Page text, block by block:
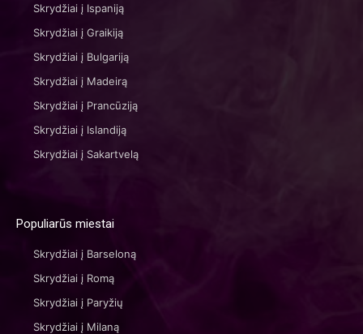
Skrydžiai į Ispaniją
Skrydžiai į Graikiją
Skrydžiai į Bulgariją
Skrydžiai į Madeirą
Skrydžiai į Prancūziją
Skrydžiai į Islandiją
Skrydžiai į Sakartvelą
Populiarūs miestai
Skrydžiai į Barseloną
Skrydžiai į Romą
Skrydžiai į Paryžių
Skrydžiai į Milaną